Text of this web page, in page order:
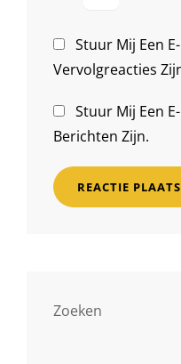
Stuur Mij Een
Vervolgreacties
Stuur Mij Een
Berichten Zijn.
Zoeken